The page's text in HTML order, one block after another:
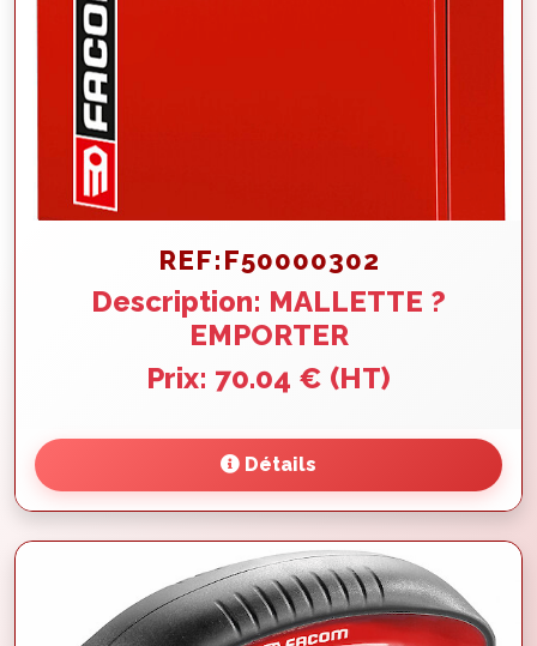
REF:F50000302
Description: MALLETTE ?
EMPORTER
Prix: 70.04 € (HT)
Détails